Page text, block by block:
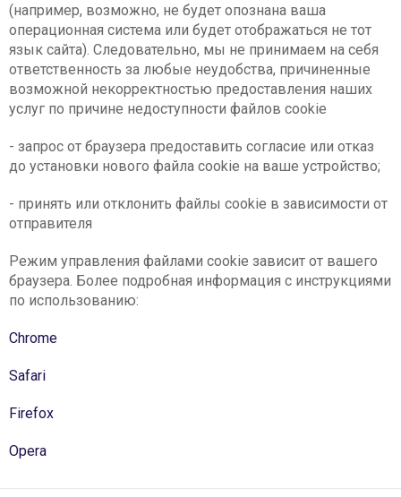
(например, возможно, не будет опознана ваша
операционная система или будет отображаться не тот
язык сайта). Следовательно, мы не принимаем на себя
ответственность за любые неудобства, причиненные
возможной некорректностью предоставления наших
услуг по причине недоступности файлов cookie
- запрос от браузера предоставить согласие или отказ
до установки нового файла cookie на ваше устройство;
- принять или отклонить файлы cookie в зависимости от
отправителя
Режим управления файлами cookie зависит от вашего
браузера. Более подробная информация с инструкциями
по использованию:
Chrome
Safari
Firefox
Opera